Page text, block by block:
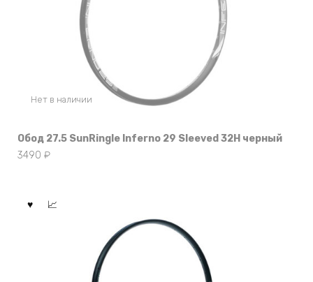
Нет в наличии
Обод 27.5 SunRingle Inferno 29 Sleeved 32H черный
3490 ₽